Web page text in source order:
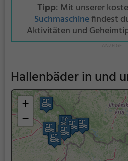
Tipp: Mit unserer
Suchmaschinefindest
Aktivitäten und
Hallenbäder in und
+
−